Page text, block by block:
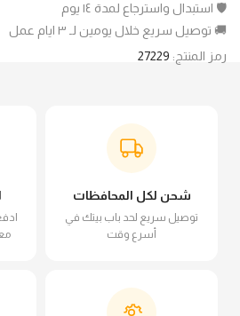
🛡️ استبدال واسترجاع لمدة ١٤ يوم
🚚 توصيل سريع خلال يومين لـ ٣ ايام عمل
رمز المنتج: 27229
شحن لكل المحافظات
توصيل سريع لحد باب بيتك في
أسرع وقت